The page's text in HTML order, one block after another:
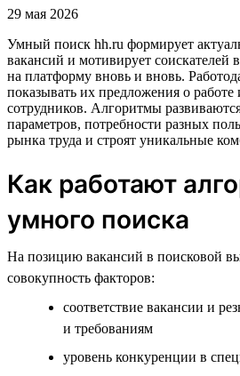
29 мая 2026
Умный поиск hh.ru формирует
вакансий и мотивирует соискателей
на платформу вновь и вновь.
показывать их предложения о
сотрудников. Алгоритмы
параметров, потребности разных
рынка труда и строят уникальные
Как работают
умного поиска
На позицию вакансий в поисковой
совокупность факторов:
соответствие вакансии и
и требованиям
уровень конкуренции в